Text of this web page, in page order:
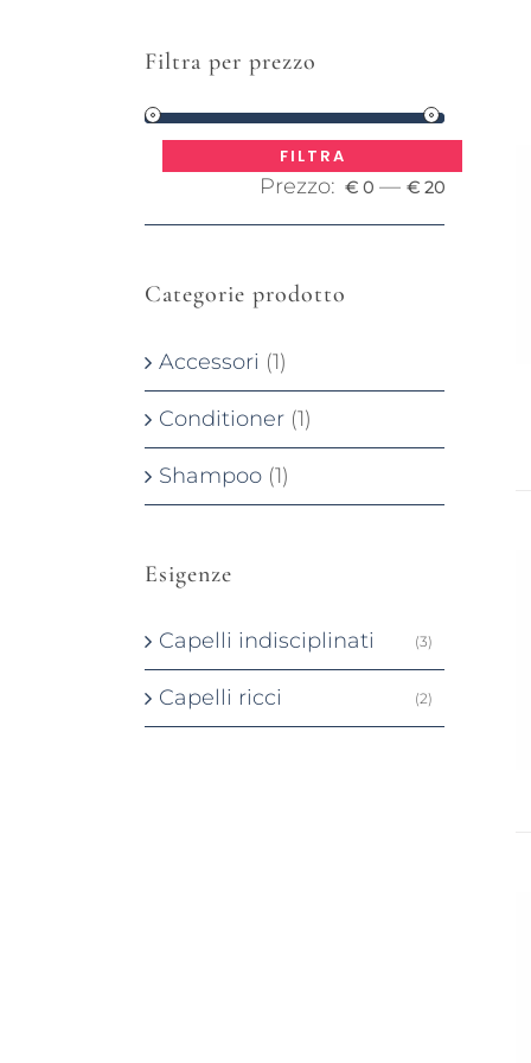
Filtra per prezzo
Min
Max
FILTRA
Prezzo: € 0 — € 20
Categorie prodotto
Accessori (1)
Conditioner (1)
Shampoo (1)
Esigenze
Capelli indisciplinati (3)
Capelli ricci (2)